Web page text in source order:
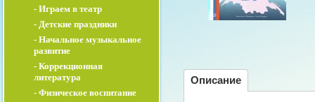
- Играем в театр
- Детские праздники
- Начальное музыкальное
развитие
- Коррекционная
литература
- Физическое воспитание
Описание